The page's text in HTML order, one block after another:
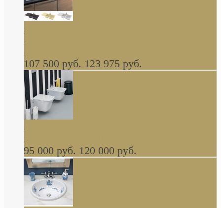
керамическая мойка 1160 x 510 мм белая,
серая, черная, бежевая В НАЛИЧИИ
107 500 руб. 123 975 руб.
навесное КОМПЛЕКТ
95 000 руб. 120 000 руб.